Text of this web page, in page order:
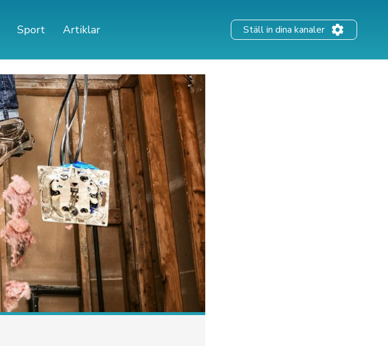
Sport Artiklar Ställ in dina kanaler